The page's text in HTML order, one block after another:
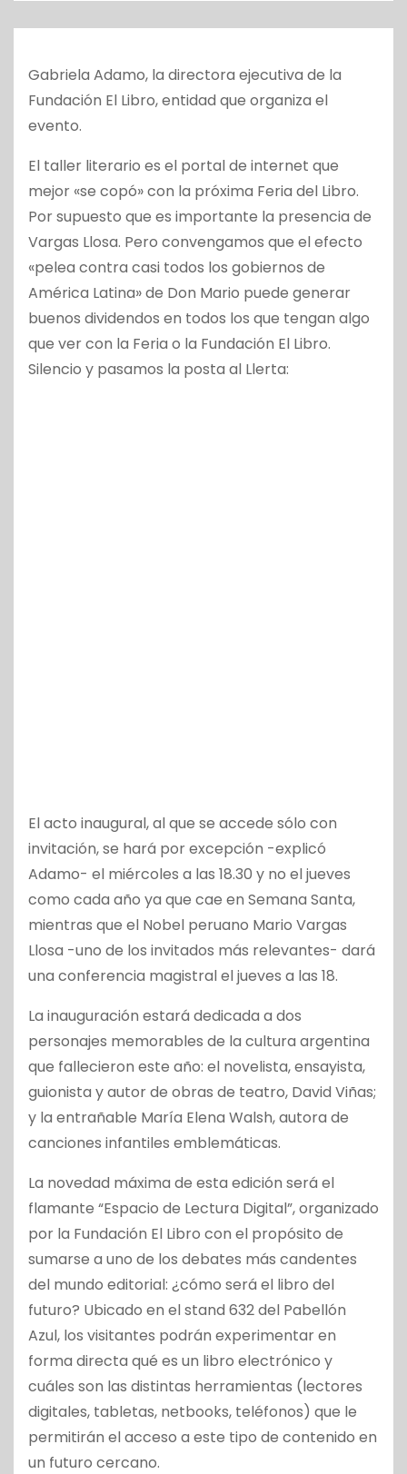
Gabriela Adamo, la directora ejecutiva de la
Fundación El Libro, entidad que organiza el
evento.
El taller literario es el portal de internet que
mejor «se copó» con la próxima Feria del Libro.
Por supuesto que es importante la presencia de
Vargas Llosa. Pero convengamos que el efecto
«pelea contra casi todos los gobiernos de
América Latina» de Don Mario puede generar
buenos dividendos en todos los que tengan algo
que ver con la Feria o la Fundación El Libro.
Silencio y pasamos la posta al Llerta:
El acto inaugural, al que se accede sólo con
invitación, se hará por excepción -explicó
Adamo- el miércoles a las 18.30 y no el jueves
como cada año ya que cae en Semana Santa,
mientras que el Nobel peruano Mario Vargas
Llosa -uno de los invitados más relevantes- dará
una conferencia magistral el jueves a las 18.
La inauguración estará dedicada a dos
personajes memorables de la cultura argentina
que fallecieron este año: el novelista, ensayista,
guionista y autor de obras de teatro, David Viñas;
y la entrañable María Elena Walsh, autora de
canciones infantiles emblemáticas.
La novedad máxima de esta edición será el
flamante “Espacio de Lectura Digital”, organizado
por la Fundación El Libro con el propósito de
sumarse a uno de los debates más candentes
del mundo editorial: ¿cómo será el libro del
futuro? Ubicado en el stand 632 del Pabellón
Azul, los visitantes podrán experimentar en
forma directa qué es un libro electrónico y
cuáles son las distintas herramientas (lectores
digitales, tabletas, netbooks, teléfonos) que le
permitirán el acceso a este tipo de contenido en
un futuro cercano.